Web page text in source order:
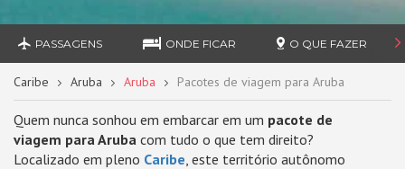
PASSAGENS ONDE FICAR O QUE FAZER
Caribe Aruba Aruba Pacotes de viagem para Aruba
Quem nunca sonhou em embarcar em um pacote de
viagem para Aruba com tudo o que tem direito?
Localizado em pleno Caribe, este território autônomo